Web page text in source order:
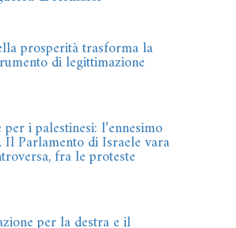
prosperità trasforma la
di legittimazione
i palestinesi: l’ennesimo
Il Parlamento di Israele vara
fra le proteste
per la destra e il